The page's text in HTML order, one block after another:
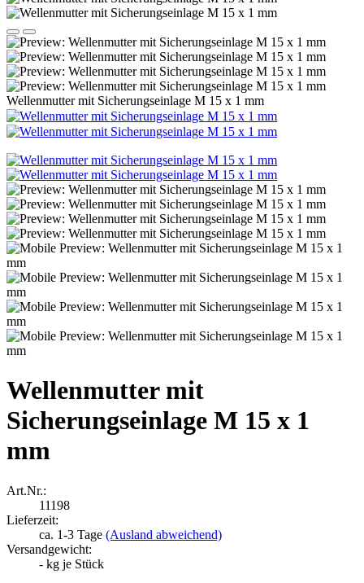
Wellenmutter mit Sicherungseinlage M 15 x 1 mm
Wellenmutter mit
Sicherungseinlage M 15 x 1
mm
Art.Nr.:
11198
Lieferzeit:
ca. 1-3 Tage (Ausland abweichend)
Versandgewicht:
- kg je Stück